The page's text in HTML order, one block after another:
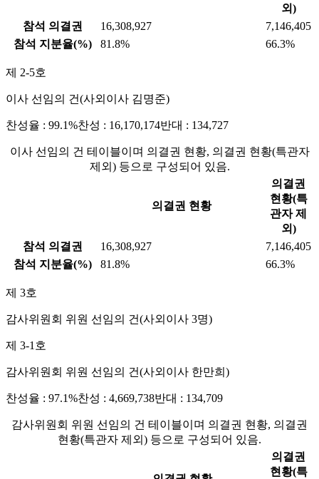
외)
참석 의결권
16,308,927
7,146,405
참석 지분율(%)
81.8% 66.3%
제 2-5호
이사 선임의 건(사외이사 김명준)
찬성율 : 99.1%찬성 : 16,170,174반대 : 134,727
이사 선임의 건 테이블이며 의결권 현황, 의결권 현황(특관자
제외) 등으로 구성되어 있음.
의결권 현황
의결권
현황(특
관자 제
외)
참석 의결권
16,308,927
7,146,405
참석 지분율(%)
81.8% 66.3%
제 3호
감사위원회 위원 선임의 건(사외이사 3명)
제 3-1호
감사위원회 위원 선임의 건(사외이사 한만희)
찬성율 : 97.1%찬성 : 4,669,738반대 : 134,709
감사위원회 위원 선임의 건 테이블이며 의결권 현황, 의결권
현황(특관자 제외) 등으로 구성되어 있음.
의결권
현황(특